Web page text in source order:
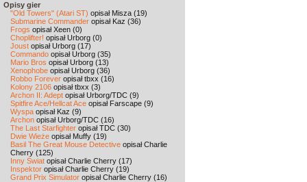
Opisy gier
"Old Towers" (Atari ST) opisał Misza (19)
Submarine Commander opisał Kaz (36)
Frogs opisał Xeen (0)
Choplifter! opisał Urborg (0)
Joust opisał Urborg (17)
Commando opisał Urborg (35)
Mario Bros opisał Urborg (13)
Xenophobe opisał Urborg (36)
Robbo Forever opisał tbxx (16)
Kolony 2106 opisał tbxx (3)
Archon II: Adept opisał Urborg/TDC (9)
Spitfire Ace/Hellcat Ace opisał Farscape (9)
Wyspa opisał Kaz (9)
Archon opisał Urborg/TDC (16)
The Last Starfighter opisał TDC (30)
Dwie Wieże opisał Muffy (19)
Basil The Great Mouse Detective opisał Charlie
Cherry (125)
Inny Świat opisał Charlie Cherry (17)
Inspektor opisał Charlie Cherry (19)
Grand Prix Simulator opisał Charlie Cherry (16)